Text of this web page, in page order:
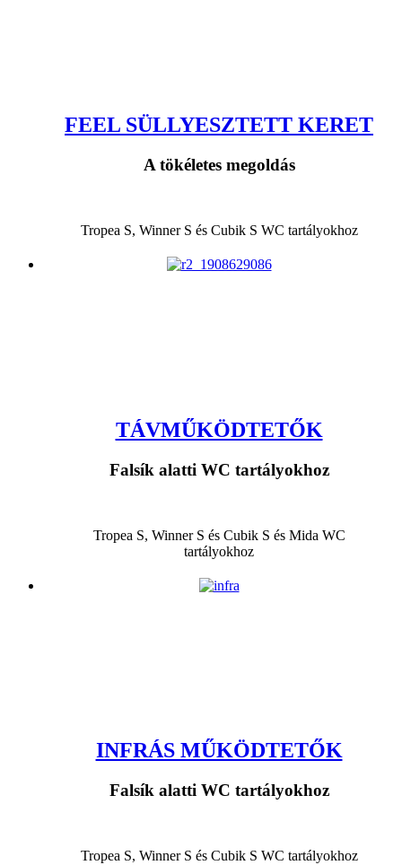
FEEL SÜLLYESZTETT KERET
A tökéletes megoldás
Tropea S, Winner S és Cubik S WC tartályokhoz
TÁVMŰKÖDTETŐK
Falsík alatti WC tartályokhoz
Tropea S, Winner S és Cubik S és Mida WC
tartályokhoz
INFRÁS MŰKÖDTETŐK
Falsík alatti WC tartályokhoz
Tropea S, Winner S és Cubik S WC tartályokhoz